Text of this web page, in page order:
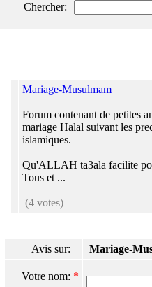
Chercher:
Mariage-Musulmam
Forum contenant de petites
mariage Halal suivant les
islamiques.
Qu'ALLAH ta3ala facilite
Tous et ...
(4 votes)
Avis sur: Mariage-
Votre nom: *